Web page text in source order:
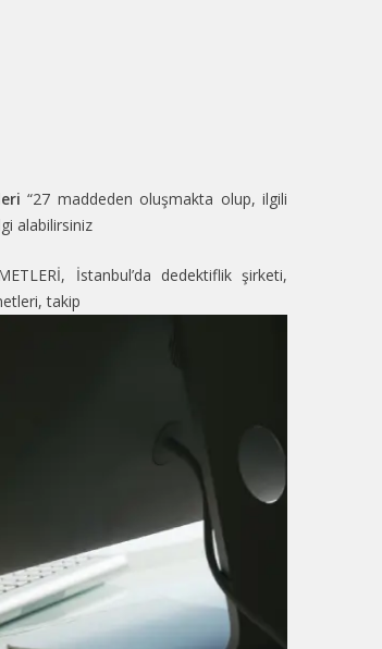
“27 maddeden oluşmakta olup, ilgili
alabilirsiniz
, İstanbul’da dedektiflik şirketi,
,takip